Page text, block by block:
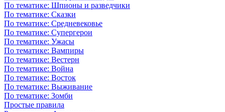
По тематике: Шпионы и разведчики
По тематике: Сказки
По тематике: Средневековье
По тематике: Супергерои
По тематике: Ужасы
По тематике: Вампиры
По тематике: Вестерн
По тематике: Война
По тематике: Восток
По тематике: Выживание
По тематике: Зомби
Простые правила